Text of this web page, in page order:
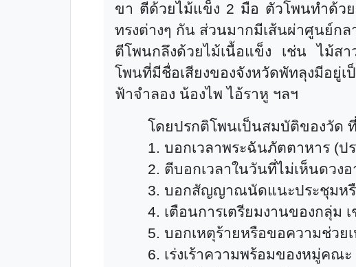
ขา ตีด้วยไม้แข็ง 2 มือ ตัวโพนทำด้ว
ทรงต่างๆ กัน ส่วนมากมีเส้นผ่าศูนย์กล
ตีโพนกลึงด้วยไม้เนื้อแข็ง เช่น ไม้ส
โพนที่มีชื่อเสียงของจังหวัดพัทลุงมีอยู่
ฟ้าจำลอง น้องไพ ไอ้ราหู ฯลฯ
โดยปรกติโพนเป็นสมบัติของวัด
1. บอกเวลาพระฉันภัตตาหาร (ป
2. ตีบอกเวลาในวันที่ไม่เห็นดวง
3. บอกสัญญาณนัดแนะประชุมห
4. เตือนการเตรียมงานของกลุ่ม
5. บอกเหตุร้ายหรือขอความช่วย
6. เร่งเร้าความพร้อมของหมู่คณ